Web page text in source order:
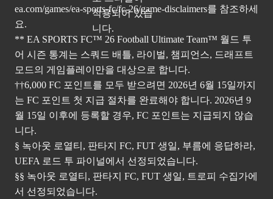
ea.com/games/ea-sports-fc/fc-26/game-disclaimers를 참조하세
요.
** EA SPORTS FC™ 26 Football Ultimate Team™ 월드 투
어 시즌 통계는 스쿼드 배틀, 라이벌, 챔피언스, 드래프트
모드의 게임플레이만을 대상으로 합니다.
††6,000 FC 포인트를 모두 받으려면 2026년 6월 15일까지
는 FC 포인트 첫 지급 절차를 완료해야 합니다. 2026년 9
월 15일 이후에 등록할 경우, FC 포인트는 지급되지 않습
니다.
§ 녹아웃 로열티, 판타지 FC, FUT 생일, 부름에 응답하라,
UEFA 로드 투 파이널에서 선정되었습니다.
§§ 녹아웃 로열티, 판타지 FC, FUT 생일, 트로피 수집가에
서 선정되었습니다.